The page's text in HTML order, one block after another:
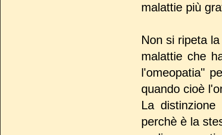
malattie più
Non si ripeta
malattie che
l'omeopatia"
quando cioè
La
perchè è la